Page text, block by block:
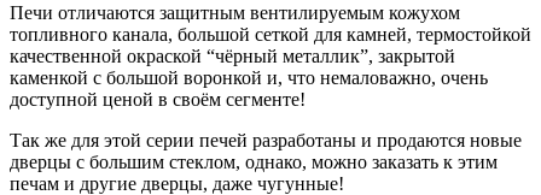
Печи отличаются защитным вентилируемым кожухом
топливного канала, большой сеткой для камней, термостойкой
качественной окраской “чёрный металлик”, закрытой
каменкой с большой воронкой и, что немаловажно, очень
доступной ценой в своём сегменте!
Так же для этой серии печей разработаны и продаются новые
дверцы с большим стеклом, однако, можно заказать к этим
печам и другие дверцы, даже чугунные!